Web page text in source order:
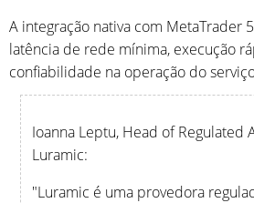
A integração nativa com MetaTrader
latência de rede mínima, execução
confiabilidade na operação do
Ioanna Leptu, Head of Regulated
Luramic:
"Luramic é uma provedora